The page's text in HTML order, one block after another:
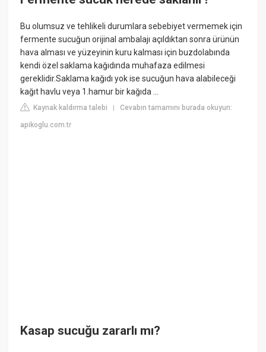
Bu olumsuz ve tehlikeli durumlara sebebiyet vermemek için
fermente sucuğun orijinal ambalajı açıldıktan sonra ürünün
hava alması ve yüzeyinin kuru kalması için buzdolabında
kendi özel saklama kağıdında muhafaza edilmesi
gereklidir.Saklama kağıdı yok ise sucuğun hava alabileceği
kağıt havlu veya 1.hamur bir kağıda ...
Kaynak kaldırma talebi |Cevabın tamamını burada okuyun:
apikoglu.com.tr
Kasap sucuğu zararlı mı?